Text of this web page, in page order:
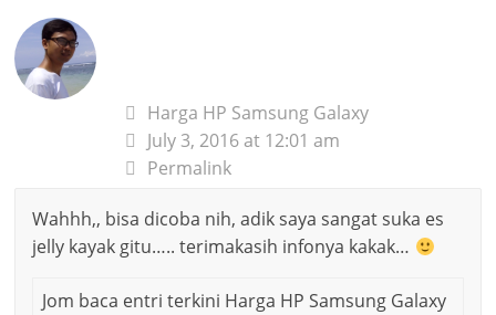
Harga HP Samsung Galaxy
July 3, 2016 at 12:01 am
Permalink
Wahhh,, bisa dicoba nih, adik saya sangat suka es
jelly kayak gitu….. terimakasih infonya kakak…
Jom baca entri terkini Harga HP Samsung Galaxy